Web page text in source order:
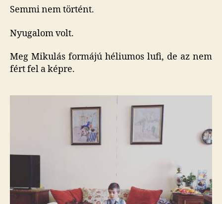
Semmi nem történt.
Nyugalom volt.
Meg Mikulás formájú héliumos lufi, de az nem
fért fel a képre.